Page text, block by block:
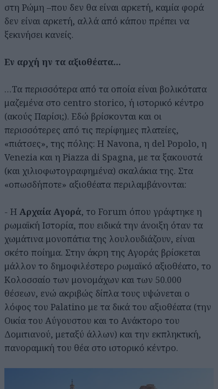
στη Ρώμη –που δεν θα είναι αρκετή, καμία φορά
δεν είναι αρκετή, αλλά από κάπου πρέπει να
ξεκινήσει κανείς.
Εν αρχή ην τα αξιοθέατα…
…Τα περισσότερα από τα οποία είναι βολικότατα
μαζεμένα στο centro storico, ή ιστορικό κέντρο
(ακούς Παρίσι;). Εδώ βρίσκονται και οι
περισσότερες από τις περίφημες πλατείες,
«πιάτσες», της πόλης: Η Navona, η del Popolo, η
Venezia και η Piazza di Spagna, με τα ξακουστά
(και χιλιοφωτογραφημένα) σκαλάκια της. Στα
«οπωσδήποτε» αξιοθέατα περιλαμβάνονται:
- Η Αρχαία Αγορά, το Forum όπου γράφτηκε η
ρωμαϊκή Ιστορία, που ειδικά την άνοιξη όταν τα
χωμάτινα μονοπάτια της λουλουδιάζουν, είναι
σκέτο ποίημα. Στην άκρη της Αγοράς βρίσκεται
μάλλον το δημοφιλέστερο ρωμαϊκό αξιοθέατο, το
Κολοσσαίο των μονομάχων και των 50.000
θέσεων, ενώ ακριβώς δίπλα τους υψώνεται ο
λόφος του Palatino με τα δικά του αξιοθέατα (την
Οικία του Αύγουστου και το Ανάκτορο του
Δομιτιανού, μεταξύ άλλων) και την εκπληκτική,
πανοραμική του θέα στο ιστορικό κέντρο.